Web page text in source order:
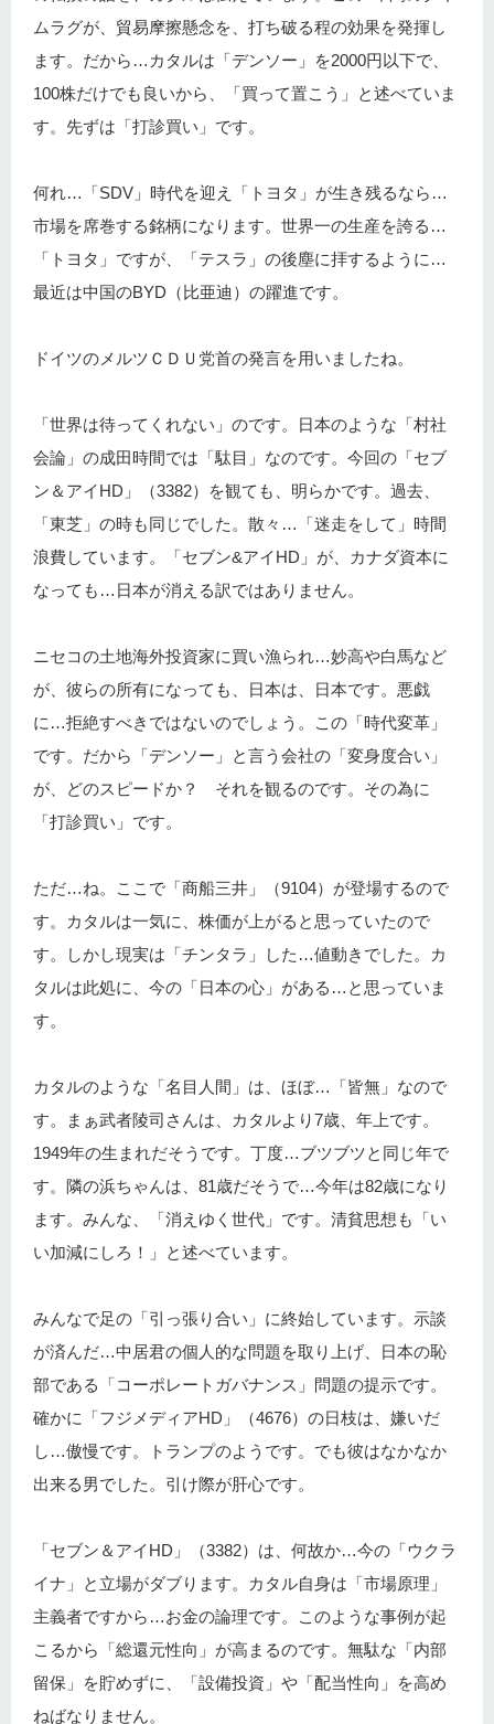
ムラグが、貿易摩擦懸念を、打ち破る程の効果を発揮し
ます。だから…カタルは「デンソー」を2000円以下で、
100株だけでも良いから、「買って置こう」と述べていま
す。先ずは「打診買い」です。
何れ…「SDV」時代を迎え「トヨタ」が生き残るなら…
市場を席巻する銘柄になります。世界一の生産を誇る…
「トヨタ」ですが、「テスラ」の後塵に拝するように…
最近は中国のBYD（比亜迪）の躍進です。
ドイツのメルツＣＤＵ党首の発言を用いましたね。
「世界は待ってくれない」のです。日本のような「村社
会論」の成田時間では「駄目」なのです。今回の「セブ
ン＆アイHD」（3382）を観ても、明らかです。過去、
「東芝」の時も同じでした。散々…「迷走をして」時間
浪費しています。「セブン&アイHD」が、カナダ資本に
なっても…日本が消える訳ではありません。
ニセコの土地海外投資家に買い漁られ…妙高や白馬など
が、彼らの所有になっても、日本は、日本です。悪戯
に…拒絶すべきではないのでしょう。この「時代変革」
です。だから「デンソー」と言う会社の「変身度合い」
が、どのスピードか？ それを観るのです。その為に
「打診買い」です。
ただ…ね。ここで「商船三井」（9104）が登場するので
す。カタルは一気に、株価が上がると思っていたので
す。しかし現実は「チンタラ」した…値動きでした。カ
タルは此処に、今の「日本の心」がある…と思っていま
す。
カタルのような「名目人間」は、ほぼ…「皆無」なので
す。まぁ武者陵司さんは、カタルより7歳、年上です。
1949年の生まれだそうです。丁度…ブツブツと同じ年で
す。隣の浜ちゃんは、81歳だそうで…今年は82歳になり
ます。みんな、「消えゆく世代」です。清貧思想も「い
い加減にしろ！」と述べています。
みんなで足の「引っ張り合い」に終始しています。示談
が済んだ…中居君の個人的な問題を取り上げ、日本の恥
部である「コーポレートガバナンス」問題の提示です。
確かに「フジメディアHD」（4676）の日枝は、嫌いだ
し…傲慢です。トランプのようです。でも彼はなかなか
出来る男でした。引け際が肝心です。
「セブン＆アイHD」（3382）は、何故か…今の「ウクラ
イナ」と立場がダブります。カタル自身は「市場原理」
主義者ですから…お金の論理です。このような事例が起
こるから「総還元性向」が高まるのです。無駄な「内部
留保」を貯めずに、「設備投資」や「配当性向」を高め
ねばなりません。